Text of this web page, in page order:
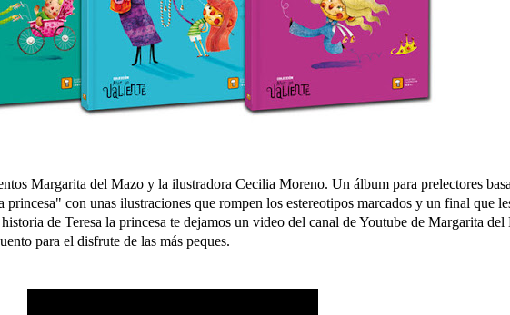
Margarita del Mazo y la ilustradora Cecilia Moreno. Un álbum para prelectores
con unas ilustraciones que rompen los estereotipos marcados y un final que
de Teresa la princesa te dejamos un video del canal de Youtube de Margarita del
para el disfrute de las más peques.